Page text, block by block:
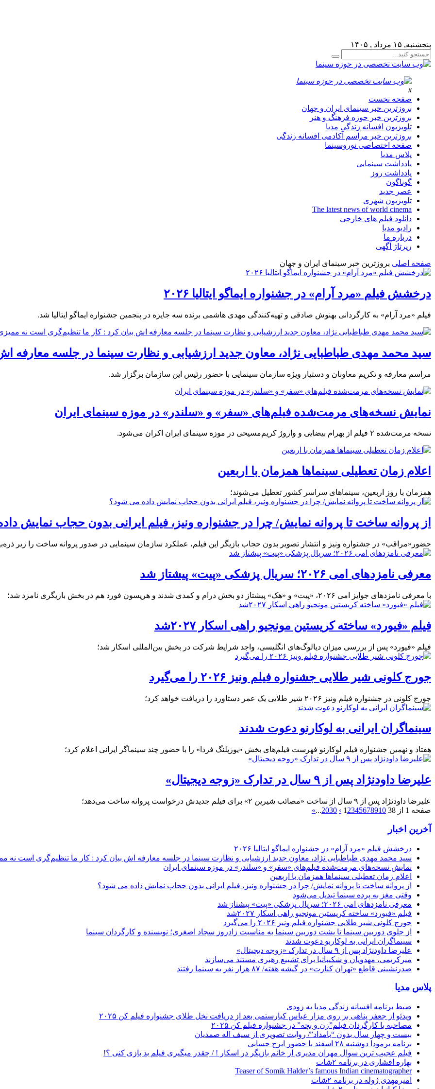
پنجشنبه, ۱۵ مرداد , ۱۴۰۵
x
صفحه نخست
بروزترین خبر سینمای ایران و جهان
بروزترین خبر حوزه فرهنگ و هنر
تلویزیون افسانه زندگی مدیا
بروزترین خبر مراسم آکادمی افسانه زندگی
صفحه اختصاصی نوروسینما
پلاس مدیا
یادداشت سینمایی
یادداشت روز
گوناگون
عصر جدید
تلویزیون شهری
The latest news of world cinema
دانلود فیلم های خارجی
رادیو مدیا
درباره ما
رپرتاژ آگهی
صفحه اصلی بروزترین خبر سینمای ایران و جهان
درخشش فیلم «مرد آرام» در جشنواره ایماگو ایتالیا ۲۰۲۶
فیلم «مرد آرام» به کارگردانی بهنوش صادقی و تهیه‌کنندگی مهدی هاشمی برنده سه جایزه در پنجمین جشنواره ایماگو ایتالیا شد.
سید محمد مهدی طباطبایی نژاد، معاون جدید ارزشیابی و نظارت سینما در جلسه معارفه
مراسم معارفه و تکریم معاونان و دستیار ویژه سازمان سینمایی با حضور رئیس این سازمان برگزار شد.
نمایش نسخه‌های مرمت‌شده فیلم‌های «سفر» و «سلندر» در موزه سینمای ایران
نسخه مرمت‌شده ۲ فیلم از بهرام بیضایی و واروژ کریم‌مسیحی در موزه سینمای ایران اکران می‌شود.
اعلام زمان تعطیلی سینماها همزمان با اربعین
همزمان با روز اربعین، سینماهای سراسر کشور تعطیل می‌شوند؛
از پروانه ساخت تا پروانه نمایش/ چرا در جشنواره ونیز، فیلم ایرانی بدون حجاب نمایش
حضور«مراقب» در جشنواره ونیز و انتشار تصویر بدون حجاب بازیگر این فیلم، عملکرد سازمان سینمایی در صدور پروانه ساخت را زیر
معرفی نامزدهای امی ۲۰۲۶؛ سریال پزشکی «پیت» پیشتاز شد
با معرفی نامزدهای جوایز امی ۲۰۲۶، «پیت» و «هک‌» پیشتاز دو بخش درام و کمدی شدند و هریسون فورد هم در بخش بازیگری نامزد شد؛
فیلم «فیورد» ساخته کریستین مونجیو راهی اسکار ۲۰۲۷شد
فیلم «فیورد» پس از بررسی میزان دیالوگ‌های انگلیسی، واجد شرایط شرکت در بخش بین‌المللی اسکار شد؛
جورج کلونی شیر طلایی جشنواره فیلم ونیز ۲۰۲۶ را می‌گیرد
جورج کلونی در جشنواره فیلم ونیز ۲۰۲۶ شیر طلایی یک عمر دستاورد را دریافت خواهد کرد؛
سینماگران ایرانی به لوکارنو دعوت شدند
هفتاد و نهمین جشنواره فیلم لوکارنو فهرست فیلم‌های بخش «یوزپلنگ فردا» را با حضور چند سینماگر ایرانی اعلام کرد؛
علیرضا داودنژاد پس از ۹ سال در تدارک «زوجه دیجیتال»
علیرضا داودنژاد پس از ۹ سال از ساخت «مصائب شیرین ۲» برای فیلم جدیدش درخواست پروانه ساخت می‌دهد؛
صفحه 1 از 38
1 2345678910
›
2030
...
»
آخرین اخبار
درخشش فیلم «مرد آرام» در جشنواره ایماگو ایتالیا ۲۰۲۶
سید محمد مهدی طباطبایی نژاد، معاون جدید ارزشیابی و نظارت سینما در جلسه معارفه اش بیان کرد : کار ما تنظیم‌گری است نه
نمایش نسخه‌های مرمت‌شده فیلم‌های «سفر» و «سلندر» در موزه سینمای ایران
اعلام زمان تعطیلی سینماها همزمان با اربعین
از پروانه ساخت تا پروانه نمایش/ چرا در جشنواره ونیز، فیلم ایرانی بدون حجاب نمایش داده می شود؟
وقتی مغز به پرده سینما تبدیل می‌شود
معرفی نامزدهای امی ۲۰۲۶؛ سریال پزشکی «پیت» پیشتاز شد
فیلم «فیورد» ساخته کریستین مونجیو راهی اسکار ۲۰۲۷شد
جورج کلونی شیر طلایی جشنواره فیلم ونیز ۲۰۲۶ را می‌گیرد
از جلوی دوربین سینما تا پشت دوربین سینما به مناسبت زادروز سجاد اصغری؛ نویسنده و کارگردان سینما
سینماگران ایرانی به لوکارنو دعوت شدند
علیرضا داودنژاد پس از ۹ سال در تدارک «زوجه دیجیتال»
میرکریمی، مهدویان و شکیبانیا برای تشییع رهبری مستند می‌سازند
صدرنشینی قاطع «تهران کنارت» در گیشه هفته/ ۸۷ هزار نفر به سینما رفتند
پلاس مدیا
ضبط برنامه افسانه زندگی مدیا به زودی
ویدئو از جعفر پناهی بر روی مزار عباس کیارستمی بعد از دریافت نخل طلای جشنواره فیلم کن ۲۰۲۵
مصاحبه با کارگردان فیلم”زن و بچه” در جشنواره فیلم کن ۲۰۲۵
بیست و چهار سال بدون “بامداد”/ روایت تصویری از سیف اله صمدیان
برنامه برمودا دوشنبه ۲۸ اسفند با حضور ایرج حسابی
فیلم عجیب ترین سوال مهران مدیری از خانم بازیگر در اسکار ! / چقدر میگیری فیلم بد بازی کنی ؟!
بهاره افشاری در برنامه ۲شات
Teaser of Somik Halder’s famous Indian cinematographer
امیرمهدی ژوله در برنامه ۲شات